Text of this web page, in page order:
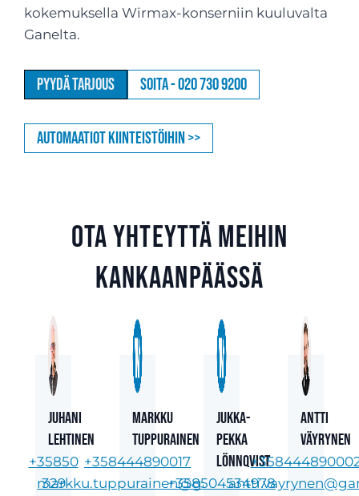
kokemuksella Wirmax-konserniin kuuluvalta
Ganelta.
Pyydä tarjous Soita - 020 730 9200
Automaatiot kiinteistöihin >>
Ota yhteyttä meihin
Kankaanpäässä
Juhani
Lehtinen
+35850
329
Markku
Tuppurainen
+358444890017
markku.tuppurainen@gane.fi
Jukka-
Pekka
Lönnqvist
+358504534978
Antti
Väyrynen